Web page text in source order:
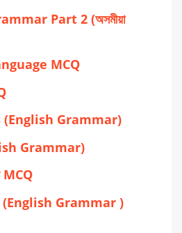
Part 2 (অসমীয়া
MCQ
Grammar)
Grammar)
MCQ
Grammar )